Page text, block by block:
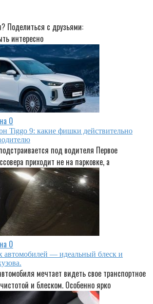
Поделиться с друзьями:
интересно
0
Tiggo 9: какие фишки действительно
под водителя Первое
приходит не на парковке, а
0
автомобилей — идеальный блеск и
мечтает видеть свое транспортное
и блеском. Особенно ярко